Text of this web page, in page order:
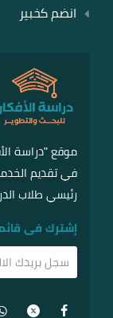
انضم كخبير
موقع "دراسة
في تقديم
رئيسي طلاب
إشترك فى